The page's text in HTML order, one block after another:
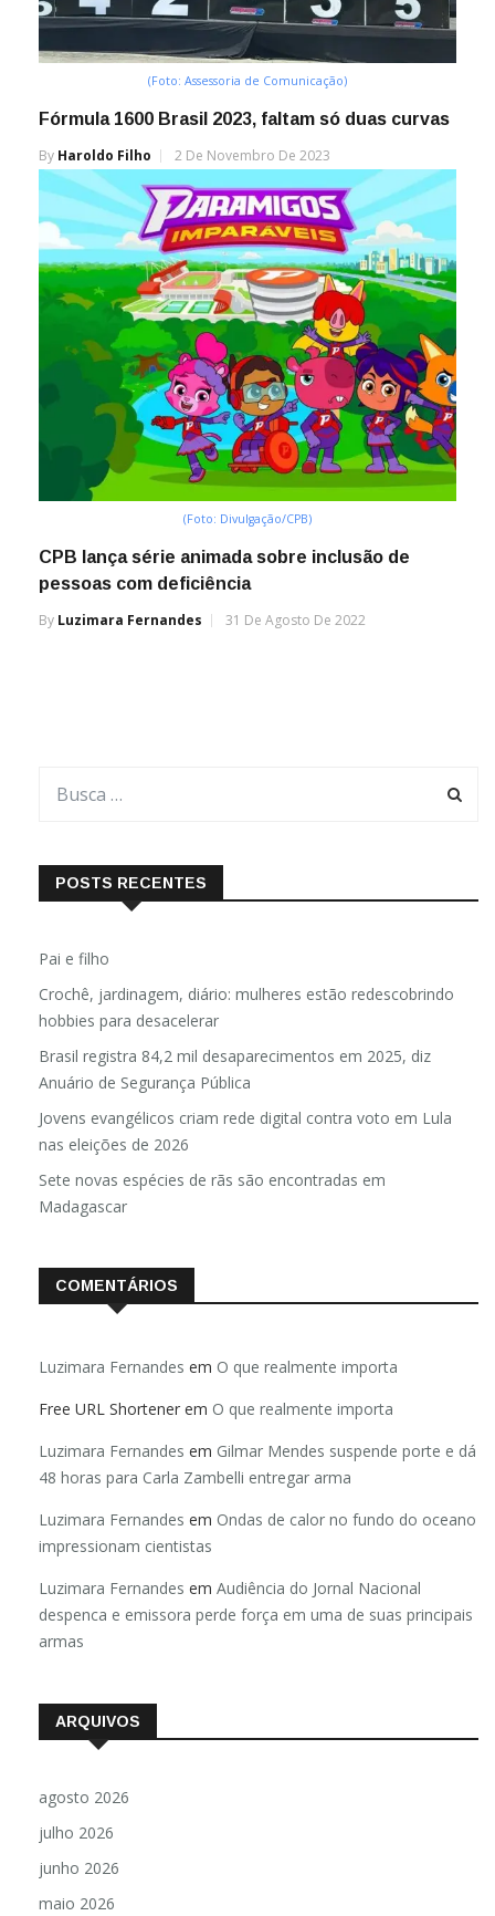
(Foto: Assessoria de Comunicação)
Fórmula 1600 Brasil 2023, faltam só duas curvas
By Haroldo Filho 2 De Novembro De 2023
(Foto: Divulgação/CPB)
CPB lança série animada sobre inclusão de
pessoas com deficiência
By Luzimara Fernandes 31 De Agosto De 2022
POSTS RECENTES
Pai e filho
Crochê, jardinagem, diário: mulheres estão redescobrindo
hobbies para desacelerar
Brasil registra 84,2 mil desaparecimentos em 2025, diz
Anuário de Segurança Pública
Jovens evangélicos criam rede digital contra voto em Lula
nas eleições de 2026
Sete novas espécies de rãs são encontradas em
Madagascar
COMENTÁRIOS
Luzimara Fernandes em O que realmente importa
Free URL Shortener em O que realmente importa
Luzimara Fernandes em Gilmar Mendes suspende porte e dá
48 horas para Carla Zambelli entregar arma
Luzimara Fernandes em Ondas de calor no fundo do oceano
impressionam cientistas
Luzimara Fernandes em Audiência do Jornal Nacional
despenca e emissora perde força em uma de suas principais
armas
ARQUIVOS
agosto 2026
julho 2026
junho 2026
maio 2026